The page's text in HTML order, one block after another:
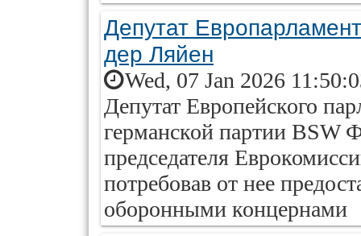
Депутат
дер Ляйен
Wed, 07 Jan 2026
Депутат Европейского
германской партии BSW
председателя
потребовав от нее
оборонными концернами